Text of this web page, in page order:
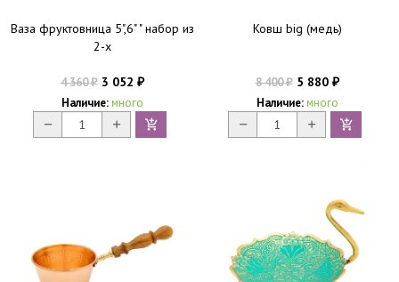
Ваза фруктовница 5",6" " набор из
2-х
4 360₽3 052 ₽
Наличие: много
Ковш big (медь)
8 400₽5 880 ₽
Наличие: много